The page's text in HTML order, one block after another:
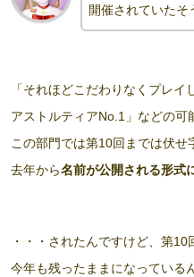
開催されていたそ
「それほどこだわりなくプレイ
アストルティアNo.1」などの可
この部門では第10回までは伏せ
去年から名前が公開される形式
・・・されたんですけど、第10
今年も残ったままになっている